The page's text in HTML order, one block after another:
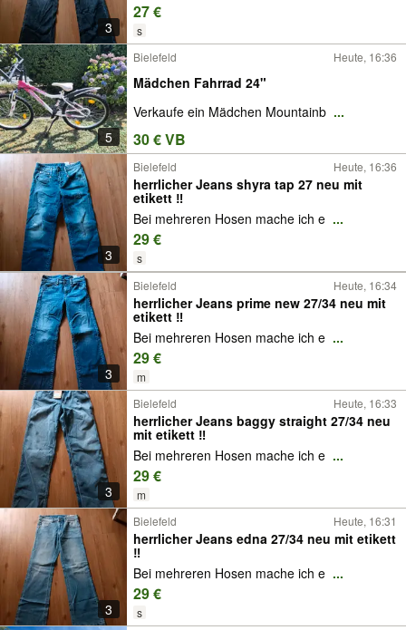
3
27 €
s
5
Bielefeld Heute, 16:36
Mädchen Fahrrad 24"
Verkaufe ein Mädchen Mountainb ...
30 € VB
3
Bielefeld Heute, 16:36
herrlicher Jeans shyra tap 27 neu mit
etikett ‼️
Bei mehreren Hosen mache ich e ...
29 €
s
3
Bielefeld Heute, 16:34
herrlicher Jeans prime new 27/34 neu mit
etikett ‼️
Bei mehreren Hosen mache ich e ...
29 €
m
3
Bielefeld Heute, 16:33
herrlicher Jeans baggy straight 27/34 neu
mit etikett ‼️
Bei mehreren Hosen mache ich e ...
29 €
m
3
Bielefeld Heute, 16:31
herrlicher Jeans edna 27/34 neu mit etikett
‼️
Bei mehreren Hosen mache ich e ...
29 €
s